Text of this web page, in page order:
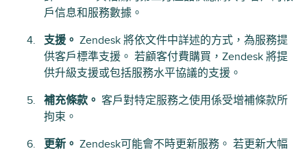
戶信息和服務數據。
支援。 Zendesk 將依文件中詳述的方式，為服務提
供客戶標準支援。 若顧客付費購買，Zendesk 將提
供升級支援或包括服務水平協議的支援。
補充條款。 客戶對特定服務之使用係受增補條款所
拘束。
更新。 Zendesk可能會不時更新服務。 若更新大幅